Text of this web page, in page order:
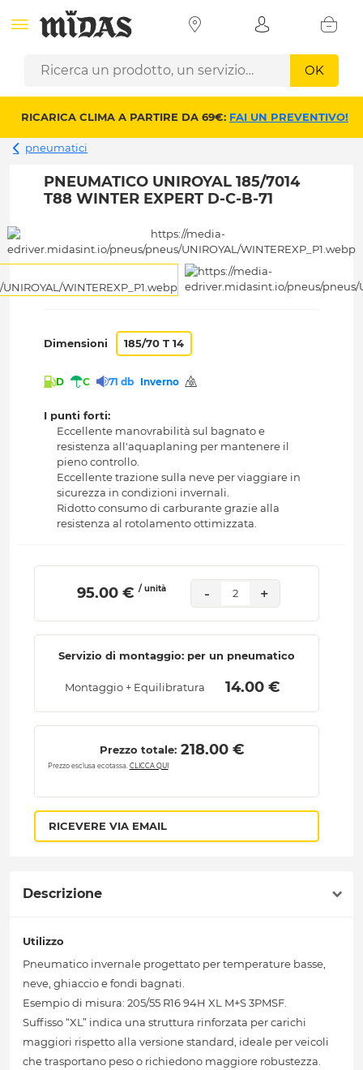
OK
RICARICA CLIMA A PARTIRE DA 69€: FAI UN PREVENTIVO!
pneumatici
PNEUMATICO UNIROYAL 185/7014
T88 WINTER EXPERT D-C-B-71
Dimensioni 185/70 T 14
D C 71 db Inverno
I punti forti:
Eccellente manovrabilità sul bagnato e
resistenza all'aquaplaning per mantenere il
pieno controllo.
Eccellente trazione sulla neve per viaggiare in
sicurezza in condizioni invernali.
Ridotto consumo di carburante grazie alla
resistenza al rotolamento ottimizzata.
95.00 € / unità - 2 +
Servizio di montaggio: per un pneumatico
Montaggio + Equilibratura 14.00 €
Prezzo totale: 218.00 €
Prezzo esclusa ecotassa. CLICCA QUI
RICEVERE VIA EMAIL
Descrizione
Utilizzo
Pneumatico invernale progettato per temperature basse,
neve, ghiaccio e fondi bagnati.
Esempio di misura: 205/55 R16 94H XL M+S 3PMSF.
Suffisso “XL” indica una struttura rinforzata per carichi
maggiori rispetto alla versione standard, ideale per veicoli
che trasportano peso o richiedono maggiore robustezza.